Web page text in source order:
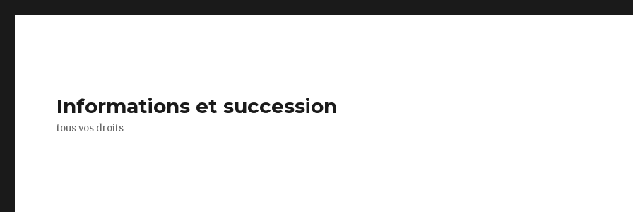
Informations et succession
tous vos droits